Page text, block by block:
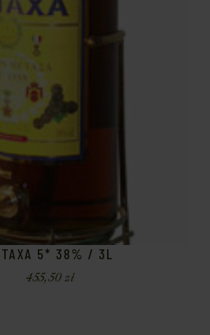
5* 38% / 3L
455,50zł